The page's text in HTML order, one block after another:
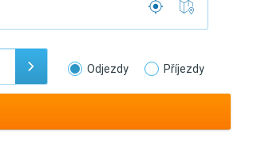
Odjezdy Příjezdy